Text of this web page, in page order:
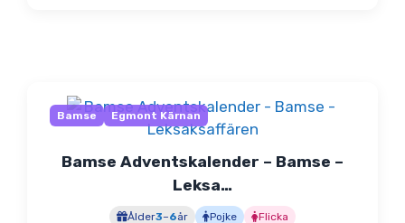
Bamse Egmont Kärnan
Bamse Adventskalender – Bamse –
Leksa…
Ålder3–6år Pojke Flicka